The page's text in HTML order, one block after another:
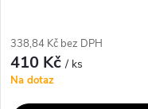
338,84 Kč bez DPH
410 Kč/ ks
Na dotaz